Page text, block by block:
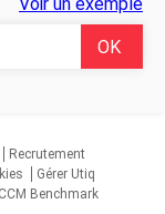
Recrutement
Gérer Utiq
Benchmark